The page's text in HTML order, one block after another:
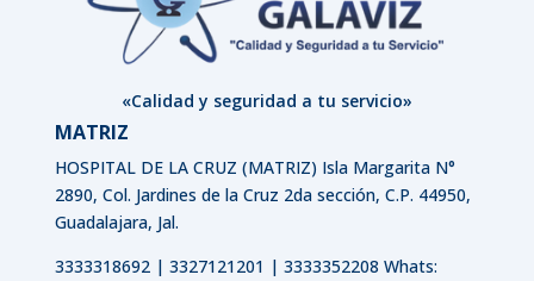
«Calidad y seguridad a tu servicio»
MATRIZ
HOSPITAL DE LA CRUZ (MATRIZ) Isla Margarita N°
2890, Col. Jardines de la Cruz 2da sección, C.P. 44950,
Guadalajara, Jal.
3333318692 | 3327121201 | 3333352208 Whats: